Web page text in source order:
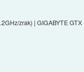
zrak) | GIGABYTE